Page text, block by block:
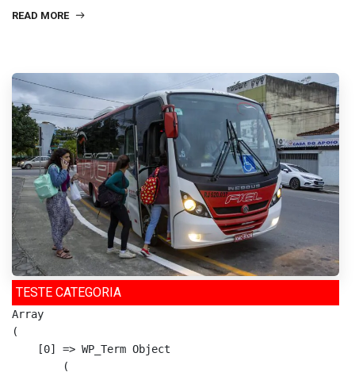
READ MORE
TESTE CATEGORIA
Array
(
    [0] => WP_Term Object
        (